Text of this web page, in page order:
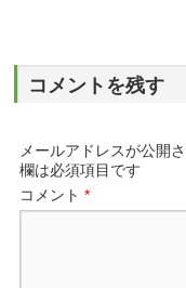
コメントを残す
メールアドレスが公開
欄は必須項目です
コメント*